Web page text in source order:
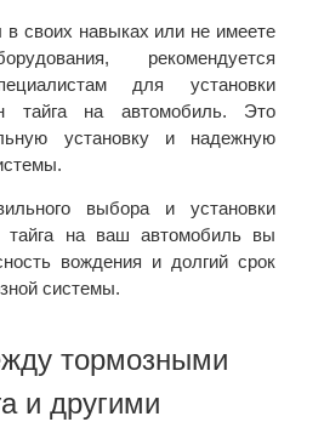
своих навыках или не имеете
рекомендуется
для установки
тайга на автомобиль. Это
установку и надежную
выбора и установки
тайга на ваш автомобиль вы
вождения и долгий срок
системы.
тормозными
и другими